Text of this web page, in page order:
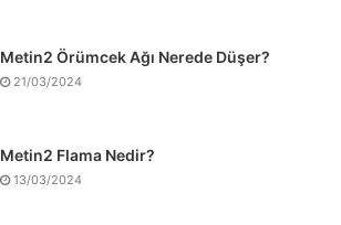
Metin2 Örümcek Ağı Nerede Düşer?
21/03/2024
Metin2 Flama Nedir?
13/03/2024